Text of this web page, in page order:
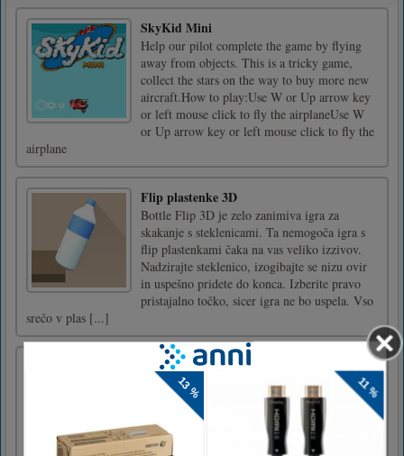
SkyKid Mini
Help our pilot complete the game by flying
away from objects. This is a tricky game,
collect the stars on the way to buy more new
aircraft.How to play:Use W or Up arrow key
or left mouse click to fly the airplaneUse W
or Up arrow key or left mouse click to fly the
airplane
Flip plastenke 3D
Bottle Flip 3D je zelo zanimiva igra za
skakanje s steklenicami. Ta nemogoča igra s
flip plastenkami čaka na vas veliko izzivov.
Nadzirajte steklenico, izogibajte se nizu ovir
in uspešno pridete do konca. Izberite pravo
pristajalno točko, sicer igra ne bo uspela. Vso
srečo v plas [...]
Poberi me
Ste si kdaj želeli biti voznik skupnega
prevoza? Pobirajte in oddajajte stranke, da
zaslužite denar in se dvignete na raven.
Raziščite svet.- Tapnite in držite za vožnjo -